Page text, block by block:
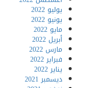
يوليو 2022
يونيو 2022
مايو 2022
أبريل 2022
مارس 2022
فبراير 2022
يناير 2022
ديسمبر 2021